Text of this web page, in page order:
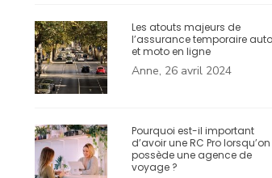
Les atouts majeurs de
l’assurance temporaire auto
et moto en ligne
Anne, 26 avril 2024
Pourquoi est-il important
d’avoir une RC Pro lorsqu’on
possède une agence de
voyage ?